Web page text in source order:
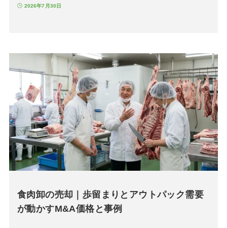
2026年7月30日
食肉卸の売却｜歩留まりとアウトパック需要
が動かすM&A価格と事例